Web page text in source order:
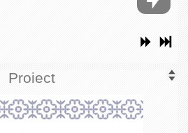
Proiect